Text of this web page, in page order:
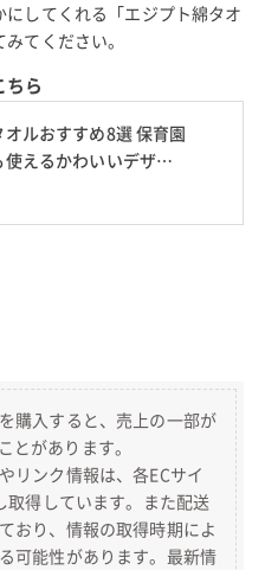
してくれる「エジプト綿タオ
てください。
ら
オルおすすめ8選 保育園
使えるかわいいデザイ
購入すると、売上の一部が
とがあります。
リンク情報は、各ECサイ
取得しています。また配送
おり、情報の取得時期によ
可能性があります。最新情